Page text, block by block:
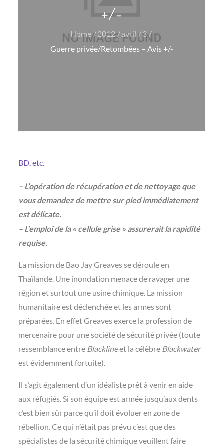
+/-
Home 2012 avril
3
Guerre privée/Retombées – Avis +/-
BD, etc.
– L’opération de récupération et de nettoyage que
vous demandez de mettre sur pied immédiatement
est délicate.
– L’emploi de la « cellule grise » assurerait la rapidité
requise.
La mission de Bao Jay Greaves se déroule en
Thaïlande. Une inondation menace de ravager une
région et surtout une usine chimique. La mission
humanitaire est déclenchée et les armes sont
préparées. En effet Greaves exerce la profession de
mercenaire pour une société de sécurité privée (toute
ressemblance entre Blacklineet la célèbre Blackwater
est évidemment fortuite).
Il s’agit également d’un idéaliste prêt à venir en aide
aux réfugiés. Si son équipe est armée jusqu’aux dents
c’est bien sûr parce qu’il doit évoluer en zone de
rébellion. Ce qui n’était pas prévu c’est que des
spécialistes de la sécurité chimique veuillent faire